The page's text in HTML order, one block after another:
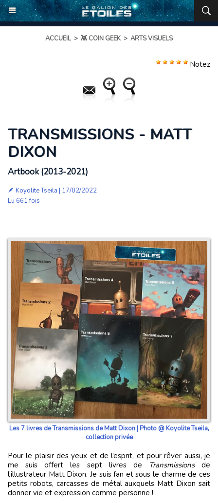
ACCUEIL > 👾 COIN GEEK > ARTS VISUELS
Notez
TRANSMISSIONS - MATT
DIXON
Artbook (2013-2021)
🪶 Koyolite Tseila | 17/02/2022
Lu 661 fois
Les 7 livres de Transmissions de Matt Dixon | Photo @ Koyolite Tseila,
collection privée
Pour le plaisir des yeux et de l’esprit, et pour rêver aussi, je
me suis offert les sept livres de
Transmissionsde
l’illustrateur Matt Dixon. Je suis fan et sous le charme de ces
petits robots, carcasses de métal auxquels Matt Dixon sait
donner vie et expression comme personne !